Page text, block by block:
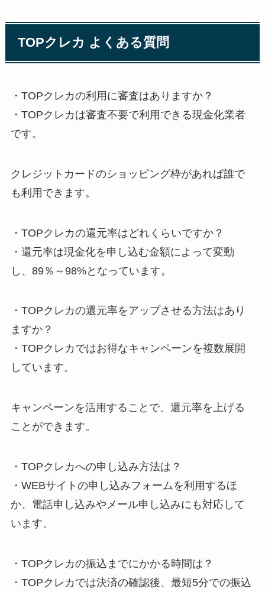
TOPクレカ よくある質問
・TOPクレカの利用に審査はありますか？
・TOPクレカは審査不要で利用できる現金化業者
です。
クレジットカードのショッピング枠があれば誰で
も利用できます。
・TOPクレカの還元率はどれくらいですか？
・還元率は現金化を申し込む金額によって変動
し、89％～98%となっています。
・TOPクレカの還元率をアップさせる方法はあり
ますか？
・TOPクレカではお得なキャンペーンを複数展開
しています。
キャンペーンを活用することで、還元率を上げる
ことができます。
・TOPクレカへの申し込み方法は？
・WEBサイトの申し込みフォームを利用するほ
か、電話申し込みやメール申し込みにも対応して
います。
・TOPクレカの振込までにかかる時間は？
・TOPクレカでは決済の確認後、最短5分での振込